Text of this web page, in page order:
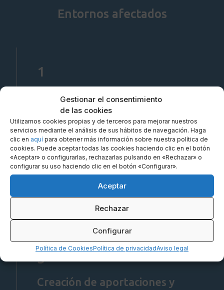
Gestionar el consentimiento
de las cookies
Utilizamos cookies propias y de terceros para mejorar nuestros
servicios mediante el análisis de sus hábitos de navegación. Haga
clic en aquí para obtener más información sobre nuestra política de
cookies. Puede aceptar todas las cookies haciendo clic en el botón
«Aceptar» o configurarlas, rechazarlas pulsando en «Rechazar» o
configurar su uso haciendo clic en el botón «Configurar».
Aceptar
Rechazar
Configurar
Política de CookiesPolítica de privacidadAviso legal
Entornos afectados
1
Creación de grupos de
facturación
2
Creación de cuentas
3
Creación de aportaciones y